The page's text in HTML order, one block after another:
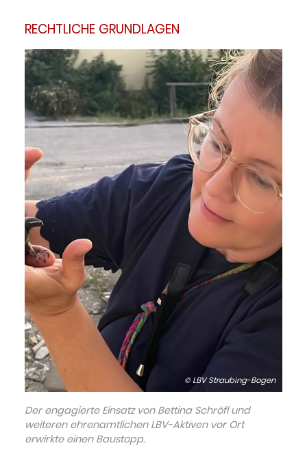
RECHTLICHE GRUNDLAGEN
© LBV Straubing-Bogen
Der engagierte Einsatz von Bettina Schröfl und
weiteren ehrenamtlichen LBV-Aktiven vor Ort
erwirkte einen Baustopp.